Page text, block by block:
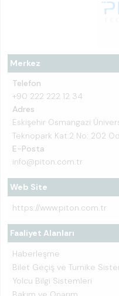
Merkez
Telefon
+90 222 222 12 34
Adres
Eskişehir Osmangazi
Teknopark Kat:2 No: 202
E-Posta
info@piton.com.tr
Web Site
https://www.piton.com.tr
Faaliyet Alanları
Haberleşme
Bilet Geçiş ve Turnike
Yolcu Bilgi Sistemleri